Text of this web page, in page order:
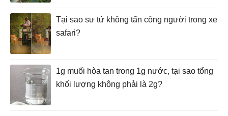
Tại sao sư tử không tấn công người trong xe
safari?
1g muối hòa tan trong 1g nước, tại sao tổng
khối lượng không phải là 2g?